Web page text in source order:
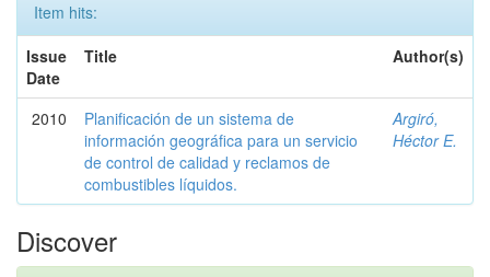
Item hits:
Issue
Date
Title Author(s)
2010
Planificación de un sistema de
información geográfica para un servicio
de control de calidad y reclamos de
combustibles líquidos.
Argiró,
Héctor E.
Discover